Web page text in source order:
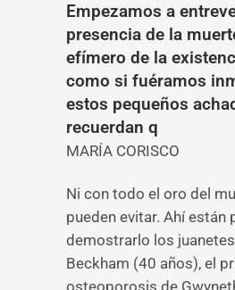
Empezamos a
presencia de la
efímero de la
como si fuéramos
estos pequeños
recuerdan q
MARÍA CORISCO
Ni con todo el oro del
pueden evitar. Ahí están
demostrarlo los
Beckham (40 años), el
osteoporosis de